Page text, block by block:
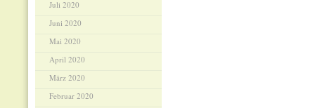
Juli 2020
Juni 2020
Mai 2020
April 2020
März 2020
Februar 2020